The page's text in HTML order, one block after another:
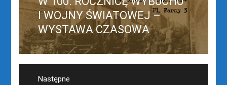
wpis:
I WOJNY ŚWIATOWEJ –
WYSTAWA CZASOWA
Następne